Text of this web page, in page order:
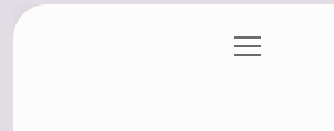
Gizlilik Politikası
menüyü
aç